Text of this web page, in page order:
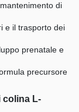
di
e il trasporto dei
prenatale e
precursore
colina L-